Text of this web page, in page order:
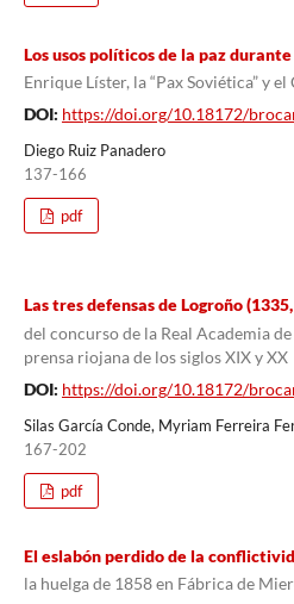
Los usos políticos de la paz
Enrique Líster, la “Pax Soviética” y
DOI: https://doi.org/10.18172/
Diego Ruiz Panadero
137-166
pdf
Las tres defensas de Logroño
del concurso de la Real Academia
prensa riojana de los siglos XIX y XX
DOI: https://doi.org/10.18172/
Silas García Conde, Myriam Ferreira
167-202
pdf
El eslabón perdido de la
la huelga de 1858 en Fábrica de